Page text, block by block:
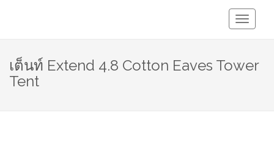
Toggle
เต็นท์ Extend 4.8 Cotton Eaves Tower
Tent